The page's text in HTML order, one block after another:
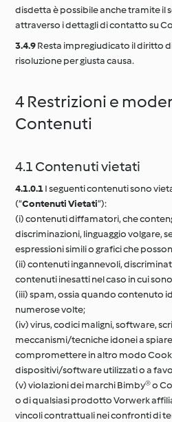
disdetta è possibile anche tramite il
attraverso i dettagli di contatto su
3.4.9Resta impregiudicato il diritto
risoluzione per giusta causa.
4 Restrizioni e
Contenuti
4.1 Contenuti vietati
4.1.0.1I seguenti contenuti sono
(“Contenuti Vietati”):
(i) contenuti diffamatori, che
discriminazioni, linguaggio volgare,
espressioni simili o grafici che
(ii) contenuti ingannevoli,
contenuti inesatti nel caso in cui
(iii) spam, ossia quando contenuto
numerose volte;
(iv) virus, codici maligni, software,
meccanismi/tecniche idonei a
compromettere in altro modo
dispositivi/software utilizzati o a
(v) violazioni dei marchi Bimby® o
o di qualsiasi prodotto Vorwerk
vincoli contrattuali nei confronti di